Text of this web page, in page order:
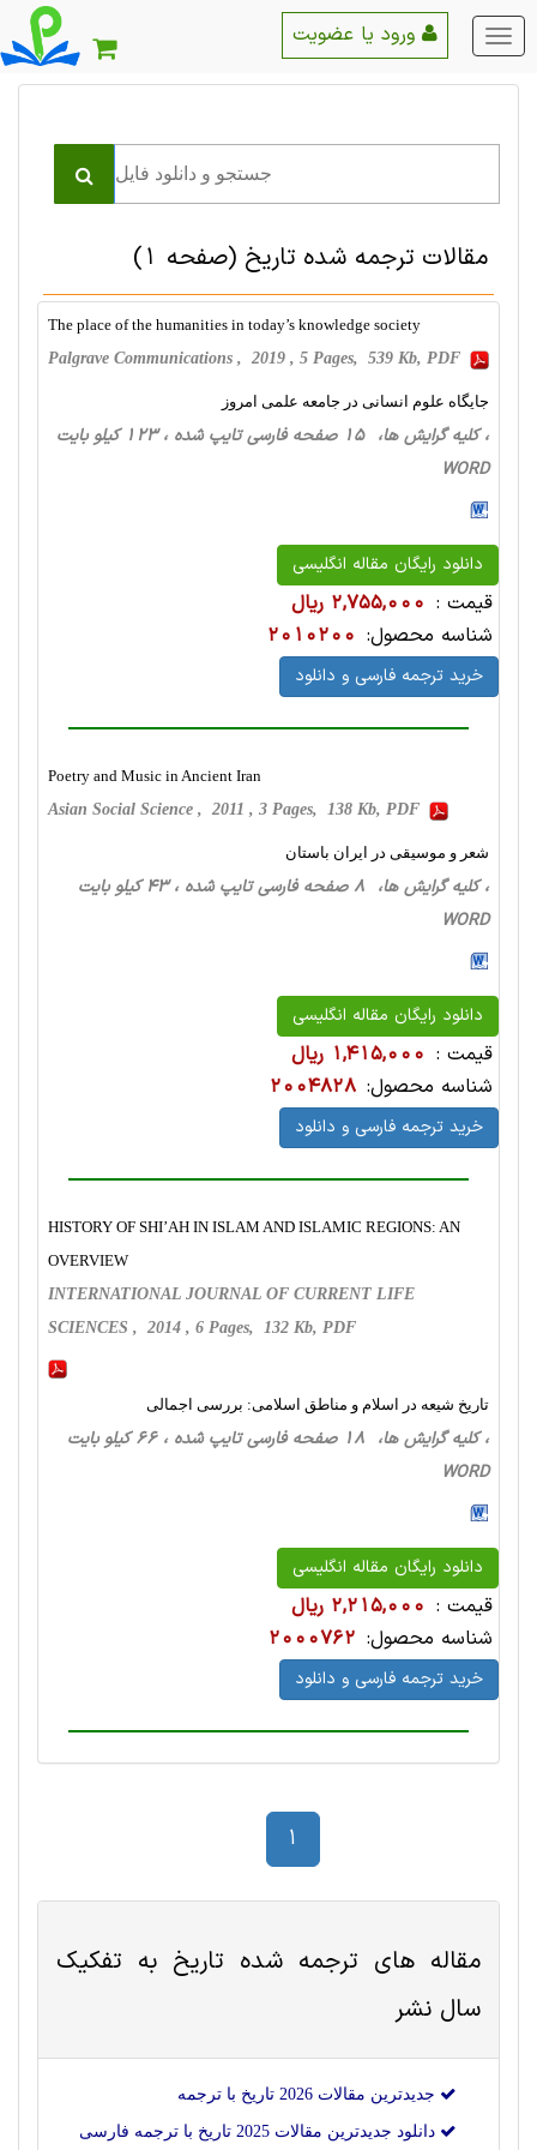
منو
اصلی
مقالات ترجمه شده تاريخ (صفحه 1)
The place of the humanities in today’s knowledge society
Palgrave Communications , 2019 , 5 Pages, 539 Kb, PDF
جایگاه علوم انسانی در جامعه علمی امروز
، کلیه گرایش ها، 15 صفحه فارسی تایپ شده ، 123 کیلو بایت
WORD
دانلود رایگان مقاله انگلیسی
قیمت : 2,755,000 ریال
شناسه محصول: 2010200
خرید ترجمه فارسی و دانلود
Poetry and Music in Ancient Iran
Asian Social Science , 2011 , 3 Pages, 138 Kb, PDF
شعر و موسیقی در ایران باستان
، کلیه گرایش ها، 8 صفحه فارسی تایپ شده ، 43 کیلو بایت
WORD
دانلود رایگان مقاله انگلیسی
قیمت : 1,415,000 ریال
شناسه محصول: 2004828
خرید ترجمه فارسی و دانلود
HISTORY OF SHI’AH IN ISLAM AND ISLAMIC REGIONS: AN
OVERVIEW
INTERNATIONAL JOURNAL OF CURRENT LIFE
SCIENCES , 2014 , 6 Pages, 132 Kb, PDF
تاریخ شیعه در اسلام و مناطق اسلامی: بررسی اجمالی
، کلیه گرایش ها، 18 صفحه فارسی تایپ شده ، 66 کیلو بایت
WORD
دانلود رایگان مقاله انگلیسی
قیمت : 2,215,000 ریال
شناسه محصول: 2000762
خرید ترجمه فارسی و دانلود
1
مقاله های ترجمه شده تاريخ به تفکیک
سال نشر
جدیدترین مقالات 2026 تاريخ با ترجمه
دانلود جدیدترین مقالات 2025 تاريخ با ترجمه فارسی